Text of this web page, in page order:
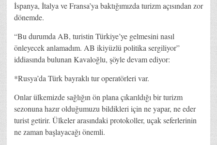
İspanya, İtalya ve Fransa’ya baktığımızda turizm açısından zor
dönemde.
“Bu durumda AB, turistin Türkiye’ye gelmesini nasıl
önleyecek anlamadım. AB ikiyüzlü politika sergiliyor”
iddiasında bulunan Kavaloğlu, şöyle devam ediyor:
*Rusya’da Türk bayraklı tur operatörleri var.
Onlar ülkemizde sağlığın ön plana çıkarıldığı bir turizm
sezonuna hazır olduğumuzu bildikleri için ne yapar, ne eder
turist getirir. Ülkeler arasındaki protokoller, uçak seferlerinin
ne zaman başlayacağı önemli.